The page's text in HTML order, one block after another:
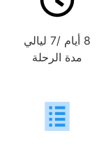
8 أيام /7 ليالي
مدة الرحلة